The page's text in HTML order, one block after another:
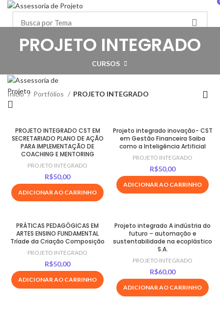
Login/Registrar-se
CARRINHO
FAQ
PROJETO INTEGRADO
CURSOS
Início Portfólios PROJETO INTEGRADO
PROJETO INTEGRADO CST EM
SECRETARIADO PLANO DE AÇÃO
PARA IMPLEMENTAÇÃO DE
COACHING E MENTORING
PROJETO INTEGRADO
R$50,00
ADICIONAR AO CARRINHO
Projeto integrado inovação- CST
em Gestão Financeira Saiba
como a Inteligência Artificial
PROJETO INTEGRADO
R$50,00
ADICIONAR AO CARRINHO
PRÁTICAS PEDAGÓGICAS EM
ARTES ENSINO FUNDAMENTAL
Tríade da Criação Composição
PROJETO INTEGRADO
R$50,00
ADICIONAR AO CARRINHO
Projeto integrado A indústria do
futuro – automação e
sustentabilidade na ecoplástico
S.A.
PROJETO INTEGRADO
R$60,00
ADICIONAR AO CARRINHO